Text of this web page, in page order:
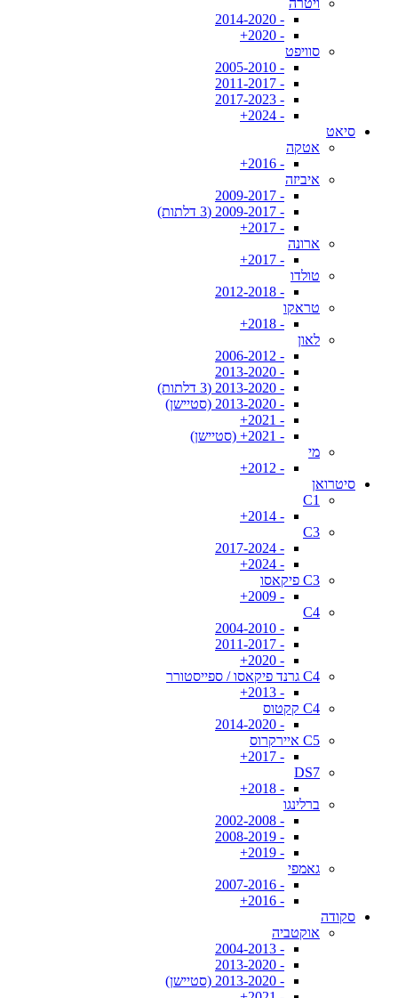
ויטרה
- 2014-2020
- 2020+
סוויפט
- 2005-2010
- 2011-2017
- 2017-2023
- 2024+
סיאט
אטקה
- 2016+
איביזה
- 2009-2017
- 2009-2017 (3 דלתות)
- 2017+
ארונה
- 2017+
טולדו
- 2012-2018
טראקו
- 2018+
לאון
- 2006-2012
- 2013-2020
- 2013-2020 (3 דלתות)
- 2013-2020 (סטיישן)
- 2021+
- 2021+ (סטיישן)
מי
- 2012+
סיטרואן
C1
- 2014+
C3
- 2017-2024
- 2024+
C3 פיקאסו
- 2009+
C4
- 2004-2010
- 2011-2017
- 2020+
C4 גרנד פיקאסו / ספייסטורר
- 2013+
C4 קקטוס
- 2014-2020
C5 איירקרוס
- 2017+
DS7
- 2018+
ברלינגו
- 2002-2008
- 2008-2019
- 2019+
גאמפי
- 2007-2016
- 2016+
סקודה
אוקטביה
- 2004-2013
- 2013-2020
- 2013-2020 (סטיישן)